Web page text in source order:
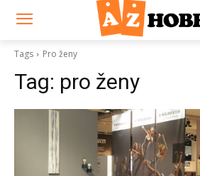
Tags Pro ženy
Tag: pro ženy